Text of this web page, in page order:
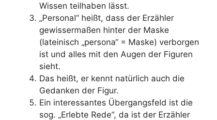
Wissen teilhaben lässt.
„Personal“ heißt, dass der Erzähler
gewissermaßen hinter der Maske
(lateinisch „persona“ = Maske) verborgen
ist und alles mit den Augen der Figuren
sieht.
Das heißt, er kennt natürlich auch die
Gedanken der Figur.
Ein interessantes Übergangsfeld ist die
sog. „Erlebte Rede“, da ist der Erzähler